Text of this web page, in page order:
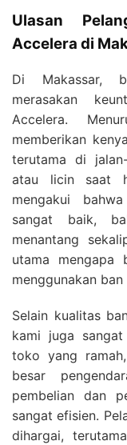
Ulasan
Accelera di
Di Makassar,
merasakan
Accelera.
memberikan
terutama di
atau licin saat
mengakui
sangat baik,
menantang
utama mengapa
menggunakan
Selain kualitas
kami juga
toko yang
besar
pembelian dan
sangat efisien.
dihargai,